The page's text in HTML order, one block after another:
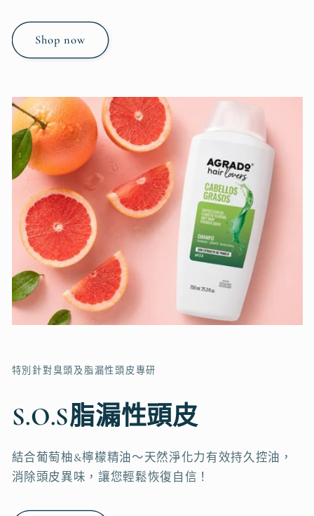
Shop now
特別針對臭頭及脂漏性頭皮專研
S.O.S脂漏性頭皮
結合葡萄柚&檸檬精油～天然淨化力有效持久控油，
消除頭皮異味，讓您輕鬆恢復自信！